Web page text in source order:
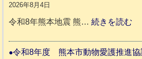
2026年8月4日
令和8年熊本地震 熊…続きを読む
災
令和8年度 熊本市動物愛護推進協